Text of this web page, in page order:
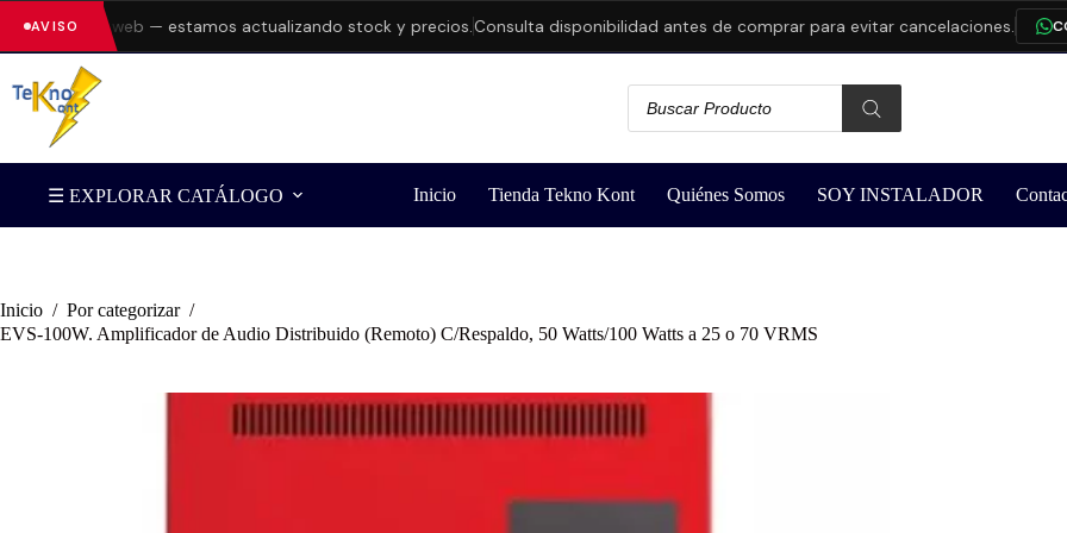
AVISO
en la web — estamos actualizando stock y precios.Consulta disponibilidad antes de comprar para evitar cancelaciones.
☰ EXPLORAR CATÁLOGO Inicio Tienda Tekno Kont Quiénes Somos SOY INSTALADOR
Inicio / Por categorizar /
EVS-100W. Amplificador de Audio Distribuido (Remoto) C/Respaldo, 50 Watts/100 Watts a 25 o 70 VRMS